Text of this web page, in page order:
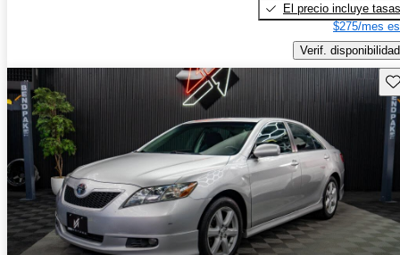
El precio incluye tasas
$275/mes
Verif. disponibilidad